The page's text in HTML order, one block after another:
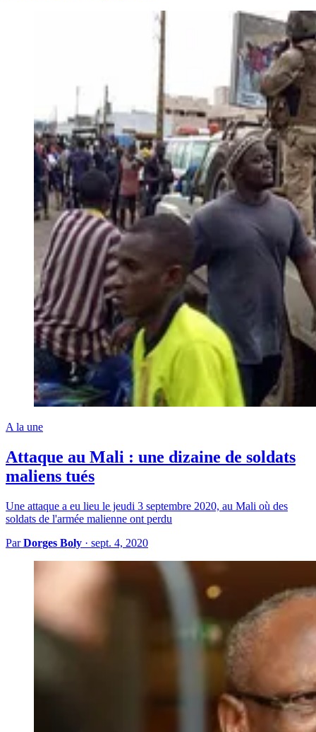
A la une
Attaque au Mali : une dizaine de soldats
maliens tués
Une attaque a eu lieu le jeudi 3 septembre 2020, au Mali où des
soldats de l'armée malienne ont perdu
ParDorges Boly · sept. 4, 2020